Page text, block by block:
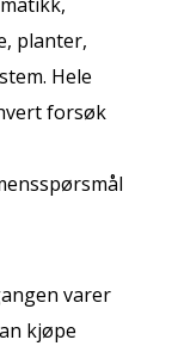
planter,
Hele
forsøk
varer
kjøpe